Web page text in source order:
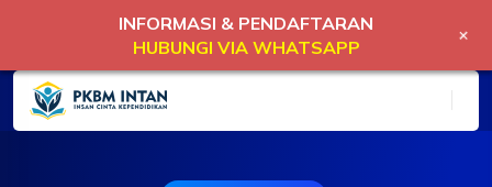
INFORMASI & PENDAFTARAN
HUBUNGI VIA WHATSAPP
+